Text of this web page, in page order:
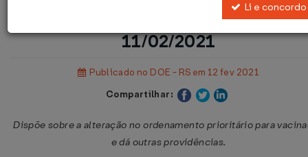
Resolução CIB/RS Nº 25 DE
11/02/2021
Publicado no DOE - RS em 12 fev 2021
Compartilhar:
Dispõe sobre a alteração no ordenamento prioritário para
e dá outras providências.
Li e concordo